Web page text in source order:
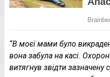
“В моєї мами було
вона забула на касі.
витягнув звідти зазначену